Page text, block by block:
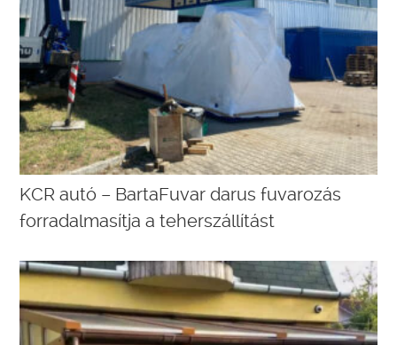
KCR autó – BartaFuvar darus fuvarozás
forradalmasítja a teherszállítást